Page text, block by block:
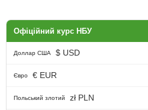
Офіційний курс НБУ
Доллар США $ USD
Євро € EUR
Польський злотий zł PLN